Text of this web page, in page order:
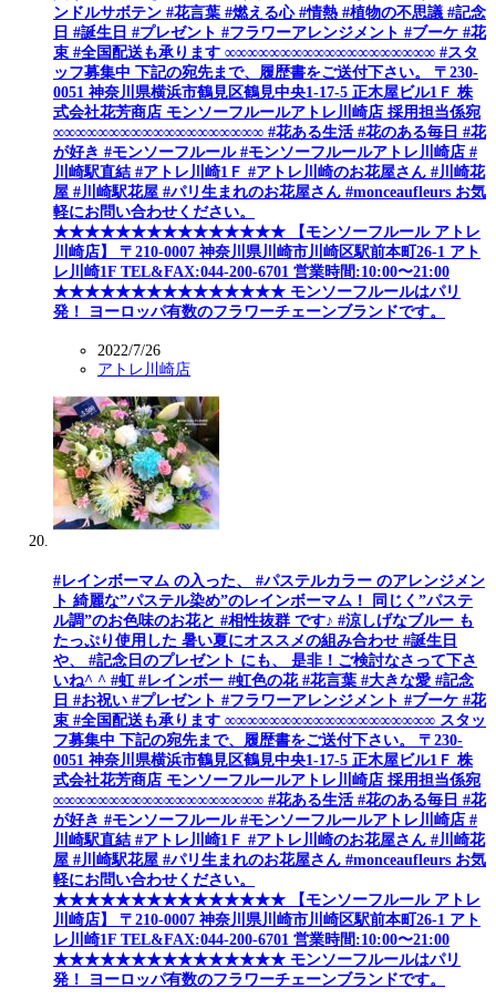
ンドルサボテン #花言葉 #燃える心 #情熱 #植物の不思議 #記念
日 #誕生日 #プレゼント #フラワーアレンジメント #ブーケ #花
束 #全国配送も承ります ∞∞∞∞∞∞∞∞∞∞∞∞∞∞∞∞∞∞∞ #スタ
ッフ募集中 下記の宛先まで、履歴書をご送付下さい。 〒230-
0051 神奈川県横浜市鶴見区鶴見中央1-17-5 正木屋ビル1Ｆ 株
式会社花芳商店 モンソーフルールアトレ川崎店 採用担当係宛
∞∞∞∞∞∞∞∞∞∞∞∞∞∞∞∞∞∞∞ #花ある生活 #花のある毎日 #花
が好き #モンソーフルール #モンソーフルールアトレ川崎店 #
川崎駅直結 #アトレ川崎1Ｆ #アトレ川崎のお花屋さん #川崎花
屋 #川崎駅花屋 #パリ生まれのお花屋さん #monceaufleurs お気
軽にお問い合わせください。
★★★★★★★★★★★★★★★ 【モンソーフルール アトレ
川崎店】 〒210-0007 神奈川県川崎市川崎区駅前本町26-1 アト
レ川崎1F TEL&FAX:044-200-6701 営業時間:10:00〜21:00
★★★★★★★★★★★★★★★ モンソーフルールはパリ
発！ ヨーロッパ有数のフラワーチェーンブランドです。
2022/7/26
アトレ川崎店
#レインボーマム の入った、 #パステルカラー のアレンジメン
ト 綺麗な”パステル染め”のレインボーマム！ 同じく”パステ
ル調”のお色味のお花と #相性抜群 です♪ #涼しげなブルー も
たっぷり使用した 暑い夏にオススメの組み合わせ #誕生日
や、 #記念日のプレゼント にも、 是非！ご検討なさって下さ
いね^ ^ #虹 #レインボー #虹色の花 #花言葉 #大きな愛 #記念
日 #お祝い #プレゼント #フラワーアレンジメント #ブーケ #花
束 #全国配送も承ります ∞∞∞∞∞∞∞∞∞∞∞∞∞∞∞∞∞∞∞ スタッ
フ募集中 下記の宛先まで、履歴書をご送付下さい。 〒230-
0051 神奈川県横浜市鶴見区鶴見中央1-17-5 正木屋ビル1Ｆ 株
式会社花芳商店 モンソーフルールアトレ川崎店 採用担当係宛
∞∞∞∞∞∞∞∞∞∞∞∞∞∞∞∞∞∞∞ #花ある生活 #花のある毎日 #花
が好き #モンソーフルール #モンソーフルールアトレ川崎店 #
川崎駅直結 #アトレ川崎1Ｆ #アトレ川崎のお花屋さん #川崎花
屋 #川崎駅花屋 #パリ生まれのお花屋さん #monceaufleurs お気
軽にお問い合わせください。
★★★★★★★★★★★★★★★ 【モンソーフルール アトレ
川崎店】 〒210-0007 神奈川県川崎市川崎区駅前本町26-1 アト
レ川崎1F TEL&FAX:044-200-6701 営業時間:10:00〜21:00
★★★★★★★★★★★★★★★ モンソーフルールはパリ
発！ ヨーロッパ有数のフラワーチェーンブランドです。